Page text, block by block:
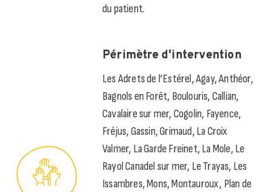
du patient.
Périmètre d'intervention
Les Adrets de l’Estérel, Agay, Anthéor,
Bagnols en Forêt, Boulouris, Callian,
Cavalaire sur mer, Cogolin, Fayence,
Fréjus, Gassin, Grimaud, La Croix
Valmer, La Garde Freinet, La Mole, Le
Rayol Canadel sur mer, Le Trayas, Les
Issambres, Mons, Montauroux, Plan de